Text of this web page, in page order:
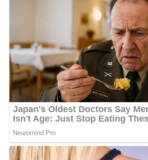
Klößchen
DieseWildsuppe vereint zart gegarte
und ausgekochteWildknochen
mit
klarenBrühe , die durch
Basilikumund feinesSuppengrün
ihr
Aromaerhält. In der Brühe garen
undMöhrenscheiben, wodurch die
harmonische
charakteristisch sind die kleinen
einer gebundenen Teigmasse mitButter